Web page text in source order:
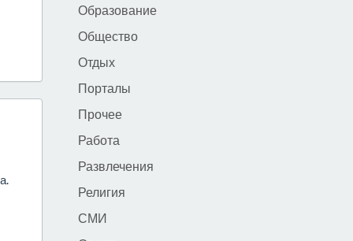
Образование
Общество
Отдых
Порталы
Прочее
Работа
Развлечения
Религия
СМИ